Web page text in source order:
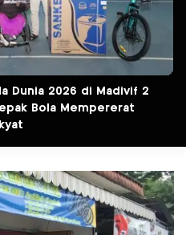
Dunia 2026 di Madivif 2
Bola Mempererat